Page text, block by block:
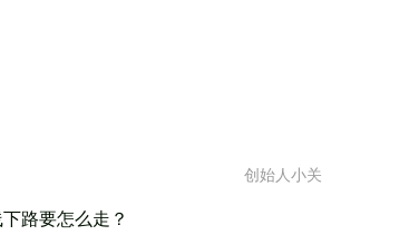
创始人小关
路要怎么走？